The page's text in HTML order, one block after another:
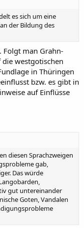
es sich um eine
der Bildung des
Folgt man Grahn-
westgotischen
in Thüringen
bzw. es gibt in
auf Einflüsse
diesen Sprachzweigen
gab,
Das würde
gut untereinander
Goten, Vandalen